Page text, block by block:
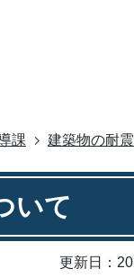
課 建築物の耐
いて
更新日：